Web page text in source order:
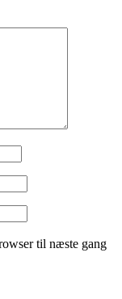
til næste gang